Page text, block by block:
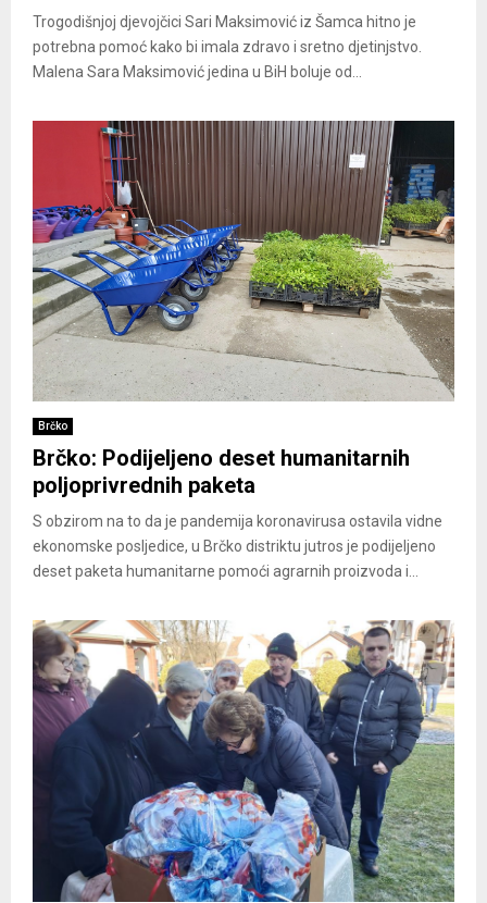
Trogodišnjoj djevojčici Sari Maksimović iz Šamca hitno je
potrebna pomoć kako bi imala zdravo i sretno djetinjstvo.
Malena Sara Maksimović jedina u BiH boluje od...
Brčko
Brčko: Podijeljeno deset humanitarnih
poljoprivrednih paketa
S obzirom na to da je pandemija koronavirusa ostavila vidne
ekonomske posljedice, u Brčko distriktu jutros je podijeljeno
deset paketa humanitarne pomoći agrarnih proizvoda i...